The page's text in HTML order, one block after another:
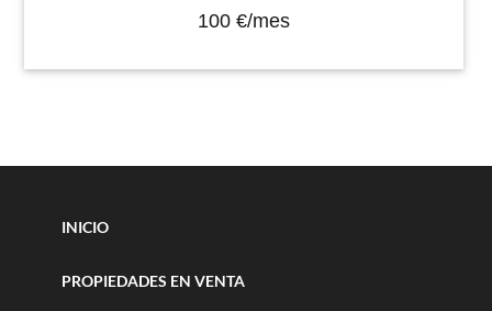
100 €/mes
INICIO
PROPIEDADES EN VENTA